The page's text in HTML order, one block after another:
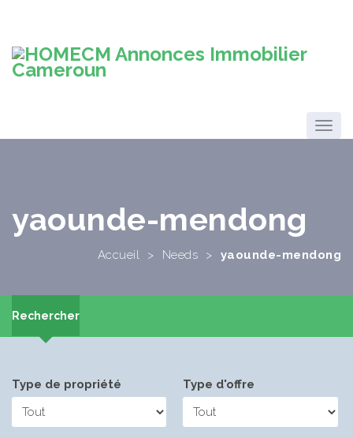
yaounde-mendong
Accueil > Needs > yaounde-mendong
Rechercher
Type de propriété Type d'offre